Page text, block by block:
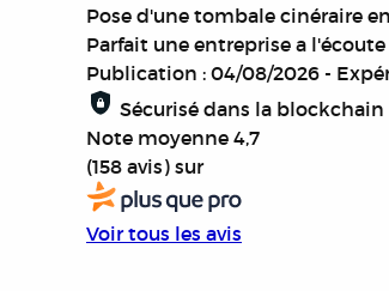
Pose d'une tombale cinéraire
Parfait une entreprise a
Publication : 04/08/2026 -
Sécurisé dans la blockchain
Note moyenne 4,7
(158 avis) sur
Voir tous les avis